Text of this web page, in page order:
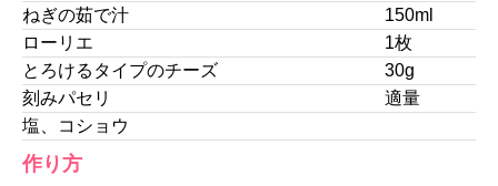
ねぎの茹で汁
150ml
ローリエ
1枚
とろけるタイプのチーズ
30g
刻みパセリ
適量
塩、コショウ
作り方